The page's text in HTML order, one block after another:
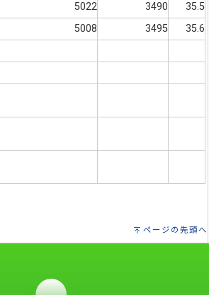
5022 3490
35.5
5008 3495
35.6
ページの先頭へ